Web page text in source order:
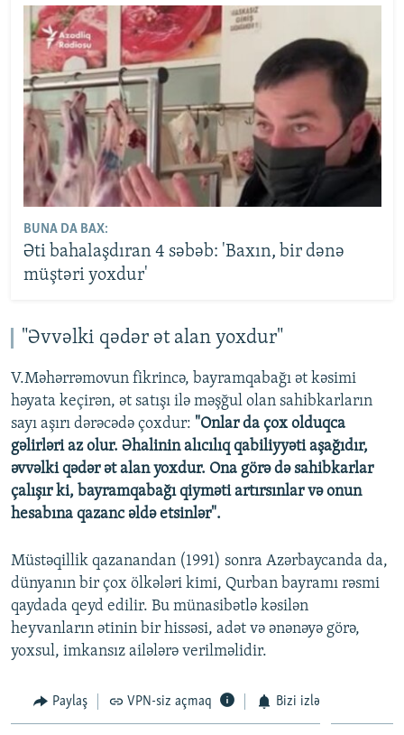
BUNA DA BAX:
Əti bahalaşdıran 4 səbəb: 'Baxın, bir dənə
müştəri yoxdur'
"Əvvəlki qədər ət alan yoxdur"
V.Məhərrəmovun fikrincə, bayramqabağı ət kəsimi
həyata keçirən, ət satışı ilə məşğul olan sahibkarların
sayı aşırı dərəcədə çoxdur: "Onlar da çox olduqca
gəlirləri az olur. Əhalinin alıcılıq qabiliyyəti aşağıdır,
əvvəlki qədər ət alan yoxdur. Ona görə də sahibkarlar
çalışır ki, bayramqabağı qiyməti artırsınlar və onun
hesabına qazanc əldə etsinlər".
Müstəqillik qazanandan (1991) sonra Azərbaycanda da,
dünyanın bir çox ölkələri kimi, Qurban bayramı rəsmi
qaydada qeyd edilir. Bu münasibətlə kəsilən
heyvanların ətinin bir hissəsi, adət və ənənəyə görə,
yoxsul, imkansız ailələrə verilməlidir.
Paylaş VPN-siz açmaq Bizi izlə